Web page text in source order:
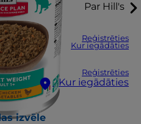
Par Hill's
Reģistrēties
Kur iegādāties
Reģistrēties
Kur iegādāties
izvēle